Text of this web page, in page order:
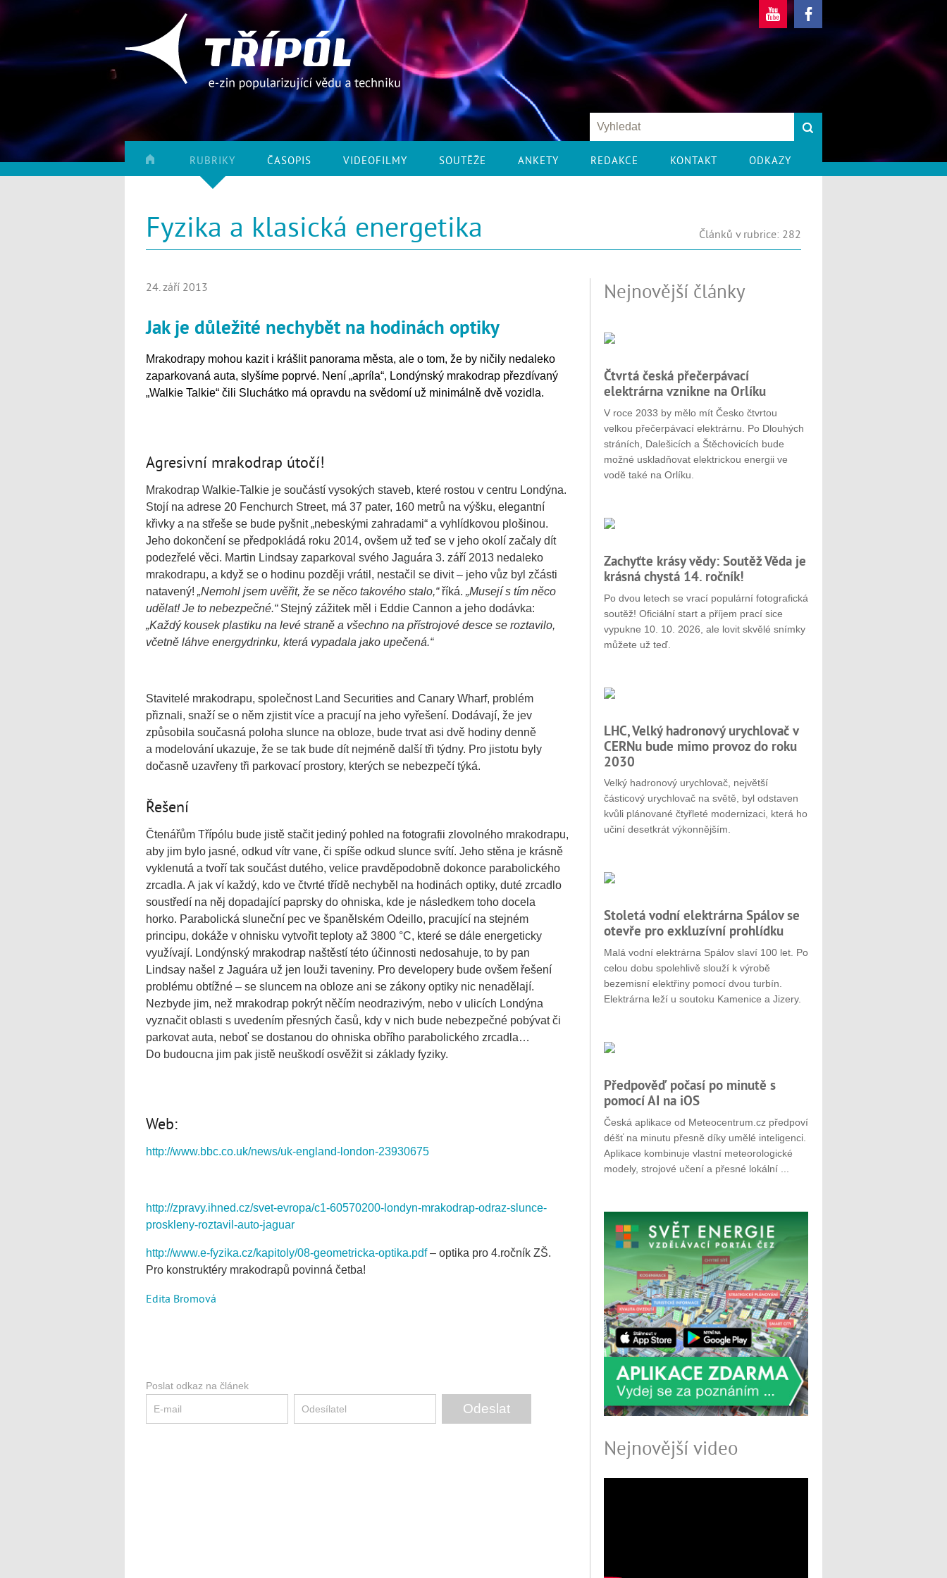
RUBRIKY ČASOPIS VIDEOFILMY SOUTĚŽE ANKETY REDAKCE KONTAKT ODKAZY
Fyzika a klasická energetika Článků v rubrice: 282
24. září 2013
Jak je důležité nechybět na hodinách optiky
Mrakodrapy mohou kazit i krášlit panorama města, ale o tom, že by ničily nedaleko
zaparkovaná auta, slyšíme poprvé. Není „apríla“, Londýnský mrakodrap přezdívaný
„Walkie Talkie“ čili Sluchátko má opravdu na svědomí už minimálně dvě vozidla.
Agresivní mrakodrap útočí!
Mrakodrap Walkie-Talkie je součástí vysokých staveb, které rostou v centru Londýna.
Stojí na adrese 20 Fenchurch Street, má 37 pater, 160 metrů na výšku, elegantní
křivky a na střeše se bude pyšnit „nebeskými zahradami“ a vyhlídkovou plošinou.
Jeho dokončení se předpokládá roku 2014, ovšem už teď se v jeho okolí začaly dít
podezřelé věci. Martin Lindsay zaparkoval svého Jaguára 3. září 2013 nedaleko
mrakodrapu, a když se o hodinu později vrátil, nestačil se divit – jeho vůz byl zčásti
natavený! „Nemohl jsem uvěřit, že se něco takového stalo,“říká. „Musejí s tím něco
udělat! Je to nebezpečné.“Stejný zážitek měl i Eddie Cannon a jeho dodávka:
„Každý kousek plastiku na levé straně a všechno na přístrojové desce se roztavilo,
včetně láhve energydrinku, která vypadala jako upečená.“
Stavitelé mrakodrapu, společnost Land Securities and Canary Wharf, problém
přiznali, snaží se o něm zjistit více a pracují na jeho vyřešení. Dodávají, že jev
způsobila současná poloha slunce na obloze, bude trvat asi dvě hodiny denně
a modelování ukazuje, že se tak bude dít nejméně další tři týdny. Pro jistotu byly
dočasně uzavřeny tři parkovací prostory, kterých se nebezpečí týká.
Řešení
Čtenářům Třípólu bude jistě stačit jediný pohled na fotografii zlovolného mrakodrapu,
aby jim bylo jasné, odkud vítr vane, či spíše odkud slunce svítí. Jeho stěna je krásně
vyklenutá a tvoří tak součást dutého, velice pravděpodobně dokonce parabolického
zrcadla. A jak ví každý, kdo ve čtvrté třídě nechyběl na hodinách optiky, duté zrcadlo
soustředí na něj dopadající paprsky do ohniska, kde je následkem toho docela
horko. Parabolická sluneční pec ve španělském Odeillo, pracující na stejném
principu, dokáže v ohnisku vytvořit teploty až 3800 °C, které se dále energeticky
využívají. Londýnský mrakodrap naštěstí této účinnosti nedosahuje, to by pan
Lindsay našel z Jaguára už jen louži taveniny. Pro developery bude ovšem řešení
problému obtížné – se sluncem na obloze ani se zákony optiky nic nenadělají.
Nezbyde jim, než mrakodrap pokrýt něčím neodrazivým, nebo v ulicích Londýna
vyznačit oblasti s uvedením přesných časů, kdy v nich bude nebezpečné pobývat či
parkovat auta, neboť se dostanou do ohniska obřího parabolického zrcadla…
Do budoucna jim pak jistě neuškodí osvěžit si základy fyziky.
Web:
http://www.bbc.co.uk/news/uk-england-london-23930675
http://zpravy.ihned.cz/svet-evropa/c1-60570200-londyn-mrakodrap-odraz-slunce-
proskleny-roztavil-auto-jaguar
http://www.e-fyzika.cz/kapitoly/08-geometricka-optika.pdf– optika pro 4.ročník ZŠ.
Pro konstruktéry mrakodrapů povinná četba!
Edita Bromová
Poslat odkaz na článek
Nejnovější články
Čtvrtá česká přečerpávací
elektrárna vznikne na Orlíku
V roce 2033 by mělo mít Česko čtvrtou
velkou přečerpávací elektrárnu. Po Dlouhých
stráních, Dalešicích a Štěchovicích bude
možné uskladňovat elektrickou energii ve
vodě také na Orlíku.
Zachyťte krásy vědy: Soutěž Věda je
krásná chystá 14. ročník!
Po dvou letech se vrací populární fotografická
soutěž! Oficiální start a příjem prací sice
vypukne 10. 10. 2026, ale lovit skvělé snímky
můžete už teď.
LHC, Velký hadronový urychlovač v
CERNu bude mimo provoz do roku
2030
Velký hadronový urychlovač, největší
částicový urychlovač na světě, byl odstaven
kvůli plánované čtyřleté modernizaci, která ho
učiní desetkrát výkonnějším.
Stoletá vodní elektrárna Spálov se
otevře pro exkluzívní prohlídku
Malá vodní elektrárna Spálov slaví 100 let. Po
celou dobu spolehlivě slouží k výrobě
bezemisní elektřiny pomocí dvou turbín.
Elektrárna leží u soutoku Kamenice a Jizery.
Předpověď počasí po minutě s
pomocí AI na iOS
Česká aplikace od Meteocentrum.cz předpoví
déšť na minutu přesně díky umělé inteligenci.
Aplikace kombinuje vlastní meteorologické
modely, strojové učení a přesné lokální ...
Nejnovější video